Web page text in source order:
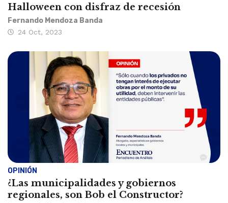
Halloween con disfraz de recesión
Fernando Mendoza Banda
24 Oct, 2023
OPINIÓN
¿Las municipalidades y gobiernos
regionales, son Bob el Constructor?